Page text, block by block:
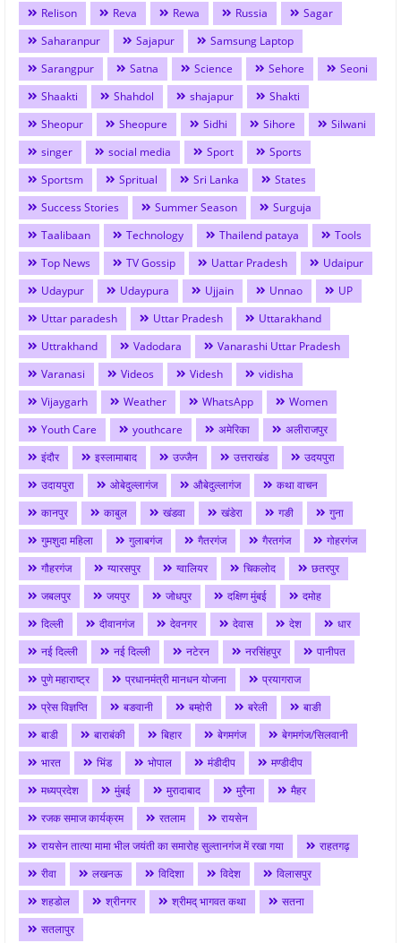
Relison
Reva Rewa Russia
Sagar
Saharanpur
Sajapur
Samsung Laptop
Sarangpur
Satna Science Sehore
Seoni
Shaakti
Shahdol shajapur
Shakti
Sheopur
Sheopure Sidhi Sihore
Silwani
singer
social media Sport
Sports
Sportsm
Spritual Sri Lanka
States
Success Stories
Summer Season
Surguja
Taalibaan
Technology Thailend pataya
Tools
Top News
TV Gossip Uattar Pradesh
Udaipur
Udaypur
Udaypura Ujjain Unnao
UP
Uttar paradesh
Uttar Pradesh
Uttarakhand
Uttrakhand
Vadodara
Vanarashi Uttar Pradesh
Varanasi
Videos Videsh
vidisha
Vijaygarh
Weather WhatsApp
Women
Youth Care
youthcare अमेरिका
अलीराजपुर
इंदौर
इस्लामाबाद उज्जैन उत्तराखंड
उदयपुरा
उदायपुरा
ओबेदुल्लागंज औबेदुल्लागंज
कथा वाचन
कानपुर
काबुल खंडवा खंडेरा गङी
गुना
गुमशुदा महिला
गुलाबगंज गैतरगंज गैरतगंज
गोहरगंज
गौहरगंज
ग्यारसपुर ग्वालियर चिकलोद
छतरपुर
जबलपुर
जयपुर जोधपुर दक्षिण मुंबई
दमोह
दिल्ली
दीवानगंज देवनगर देवास देश
धार
नई दिल्ली
नई दिल्ली नटेरन नरसिंहपुर
पानीपत
पुणे महाराष्ट्र
प्रधानमंत्री मानधन योजना
प्रयागराज
प्रेस विज्ञप्ति
बङवानी बम्होरी बरेली
बाङी
बाडी
बाराबंकी बिहार बेगमगंज
बेगमगंज/सिलवानी
भारत
भिंड भोपाल मंडीदीप
मण्डीदीप
मध्यप्रदेश
मुंबई मुरादाबाद मुरैना
मैहर
रजक समाज कार्यक्रम
रतलाम
रायसेन
रायसेन तात्या मामा भील जयंती का समारोह सुल्तानगंज में रखा गया
राहतगढ़
रीवा
लखनऊ विदिशा विदेश
विलासपुर
शहडोल
श्रीनगर श्रीमद् भागवत कथा
सतना
सतलापुर